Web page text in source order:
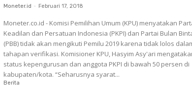
Moneter.id - Februari 17, 2018
Moneter.co.id - Komisi Pemilihan Umum (KPU) menyatakan
Keadilan dan Persatuan Indonesia (PKPI) dan Partai Bulan
(PBB) tidak akan mengikuti Pemilu 2019 karena tidak lolos
tahapan verifikasi. ‎Komisioner KPU, Hasyim Asy'ari mengatakan
status kepengurusan dan anggota PKPI di bawah 50 persen di
kabupaten/kota. “Seharusnya syarat...
Berita